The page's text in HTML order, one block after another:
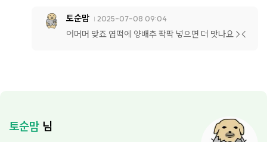
토순맘 2025-07-08 09:04
어머머 맞죠 엽떡에 양배추 팍팍 넣으면 더 맛나요 ><
토순맘 님